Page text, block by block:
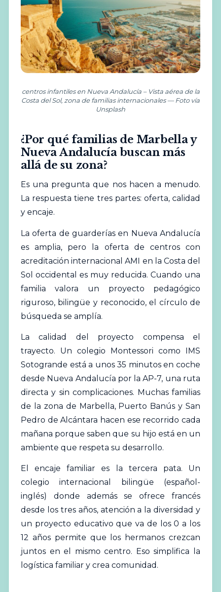
centros infantiles en Nueva Andalucía – Vista aérea de la
Costa del Sol, zona de familias internacionales — Foto vía
Unsplash
¿Por qué familias de Marbella y
Nueva Andalucía buscan más
allá de su zona?
Es una pregunta que nos hacen a menudo.
La respuesta tiene tres partes: oferta, calidad
y encaje.
La oferta de guarderías en Nueva Andalucía
es amplia, pero la oferta de centros con
acreditación internacional AMI en la Costa del
Sol occidental es muy reducida. Cuando una
familia valora un proyecto pedagógico
riguroso, bilingüe y reconocido, el círculo de
búsqueda se amplía.
La calidad del proyecto compensa el
trayecto. Un colegio Montessori como IMS
Sotogrande está a unos 35 minutos en coche
desde Nueva Andalucía por la AP-7, una ruta
directa y sin complicaciones. Muchas familias
de la zona de Marbella, Puerto Banús y San
Pedro de Alcántara hacen ese recorrido cada
mañana porque saben que su hijo está en un
ambiente que respeta su desarrollo.
El encaje familiar es la tercera pata. Un
colegio internacional bilingüe (español-
inglés) donde además se ofrece francés
desde los tres años, atención a la diversidad y
un proyecto educativo que va de los 0 a los
12 años permite que los hermanos crezcan
juntos en el mismo centro. Eso simplifica la
logística familiar y crea comunidad.